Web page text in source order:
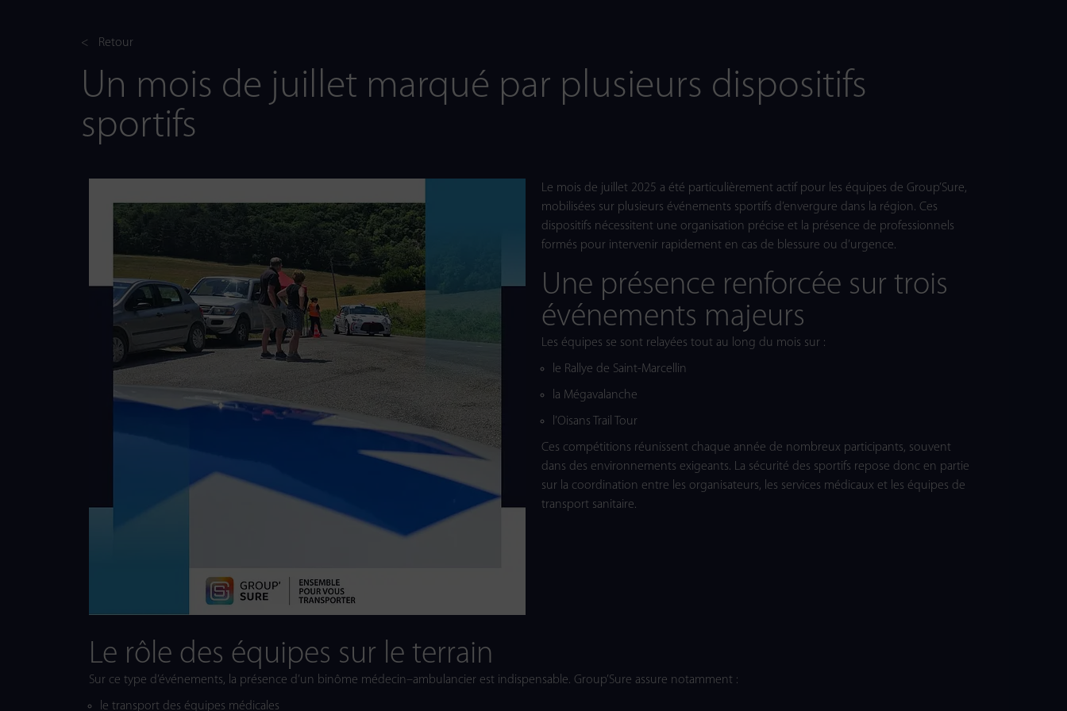
< Retour
Un mois de juillet marqué par plusieurs dispositifs
sportifs
Le mois de juillet 2025 a été particulièrement actif pour les équipes de Group’Sure,
mobilisées sur plusieurs événements sportifs d’envergure dans la région. Ces
dispositifs nécessitent une organisation précise et la présence de professionnels
formés pour intervenir rapidement en cas de blessure ou d’urgence.
Une présence renforcée sur trois
événements majeurs
Les équipes se sont relayées tout au long du mois sur :
le Rallye de Saint-Marcellin
la Mégavalanche
l’Oisans Trail Tour
Ces compétitions réunissent chaque année de nombreux participants, souvent
dans des environnements exigeants. La sécurité des sportifs repose donc en partie
sur la coordination entre les organisateurs, les services médicaux et les équipes de
transport sanitaire.
Le rôle des équipes sur le terrain
Sur ce type d’événements, la présence d’un binôme médecin–ambulancier est indispensable. Group’Sure assure notamment :
le transport des équipes médicales